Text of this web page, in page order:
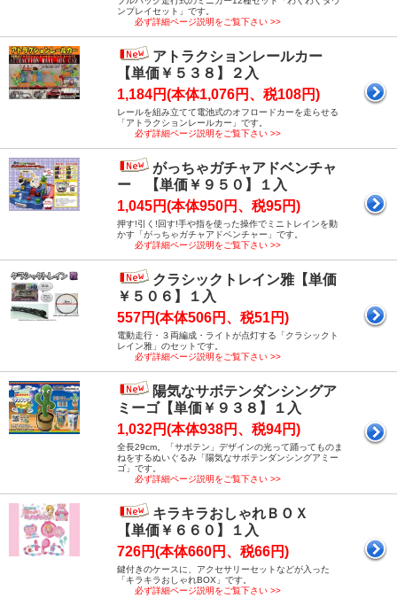
ンプレイセット」です。
必ず詳細ページ説明をご覧下さい >>
アトラクションレールカー
【単価￥５３８】２入
1,184円(本体1,076円、税108円)
レールを組み立てて電池式のオフロードカーを走らせる
「アトラクションレールカー」です。
必ず詳細ページ説明をご覧下さい >>
がっちゃガチャアドベンチャ
ー 【単価￥９５０】１入
1,045円(本体950円、税95円)
押す!引く!回す!手や指を使った操作でミニトレインを動
かす「がっちゃガチャアドベンチャー」です。
必ず詳細ページ説明をご覧下さい >>
クラシックトレイン雅【単価
￥５０６】１入
557円(本体506円、税51円)
電動走行・３両編成・ライトが点灯する「クラシックト
レイン雅」のセットです。
必ず詳細ページ説明をご覧下さい >>
陽気なサボテンダンシングア
ミーゴ【単価￥９３８】１入
1,032円(本体938円、税94円)
全長29cm。「サボテン」デザインの光って踊ってものま
ねをするぬいぐるみ「陽気なサボテンダンシングアミー
ゴ」です。
必ず詳細ページ説明をご覧下さい >>
キラキラおしゃれＢＯＸ
【単価￥６６０】１入
726円(本体660円、税66円)
鍵付きのケースに、アクセサリーセットなどが入った
「キラキラおしゃれBOX」です。
必ず詳細ページ説明をご覧下さい >>